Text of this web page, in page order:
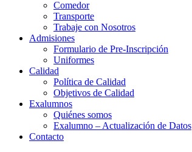
Comedor
Transporte
Trabaje con Nosotros
Admisiones
Formulario de Pre-Inscripción
Uniformes
Calidad
Política de Calidad
Objetivos de Calidad
Exalumnos
Quiénes somos
Exalumno – Actualización de Datos
Contacto